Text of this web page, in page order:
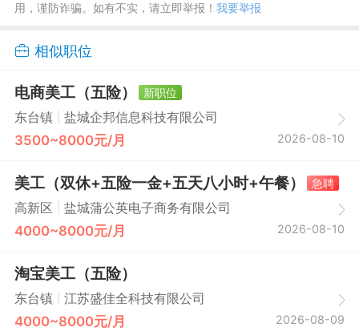
用，谨防诈骗。如有不实，请立即举报！ 我要举报
相似职位
电商美工（五险）
新职位
东台镇
盐城企邦信息科技有限公司
3500~8000元/月 2026-08-10
美工（双休+五险一金+五天八小时+午餐）
急聘
高新区
盐城蒲公英电子商务有限公司
4000~8000元/月 2026-08-10
淘宝美工（五险）
东台镇 江苏盛佳全科技有限公司
4000~8000元/月 2026-08-09